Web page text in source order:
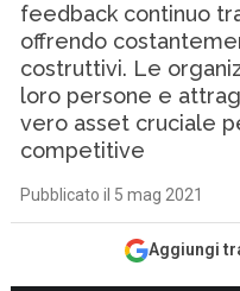
feedback continuo
offrendo
costruttivi. Le
loro persone e
vero asset cruciale
competitive
Pubblicato il 5 mag 2021
Aggiungi